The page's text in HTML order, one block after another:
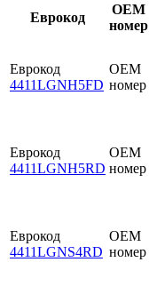
Еврокод
OEM
номер
Еврокод
4411LGNH5FD
OEM
номер
Еврокод
4411LGNH5RD
OEM
номер
Еврокод
4411LGNS4RD
OEM
номер